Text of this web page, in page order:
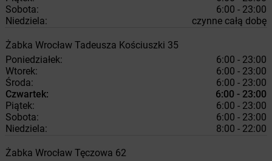
Sobota:
6:00 - 23:00
Niedziela:
czynne całą dobę
Żabka Wrocław Tadeusza Kościuszki 35
Poniedziałek:
6:00 - 23:00
Wtorek:
6:00 - 23:00
Środa:
6:00 - 23:00
Czwartek:
6:00 - 23:00
Piątek:
6:00 - 23:00
Sobota:
6:00 - 23:00
Niedziela:
8:00 - 22:00
Żabka Wrocław Tęczowa 62